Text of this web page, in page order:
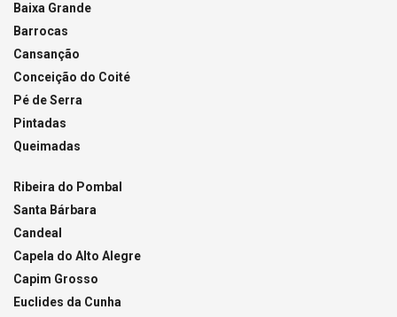
Baixa Grande
Barrocas
Cansanção
Conceição do Coité
Pé de Serra
Pintadas
Queimadas
Ribeira do Pombal
Santa Bárbara
Candeal
Capela do Alto Alegre
Capim Grosso
Euclides da Cunha